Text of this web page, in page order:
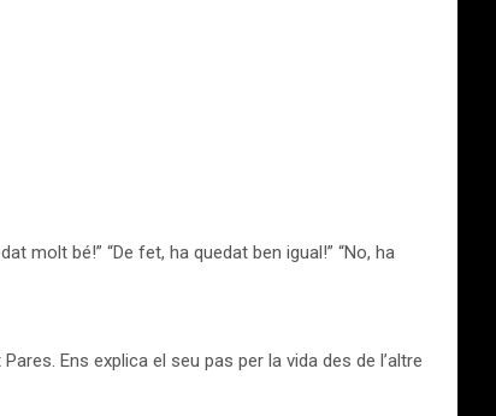
molt bé!” “De fet, ha quedat ben igual!” “No, ha
Ens explica el seu pas per la vida des de l’altre